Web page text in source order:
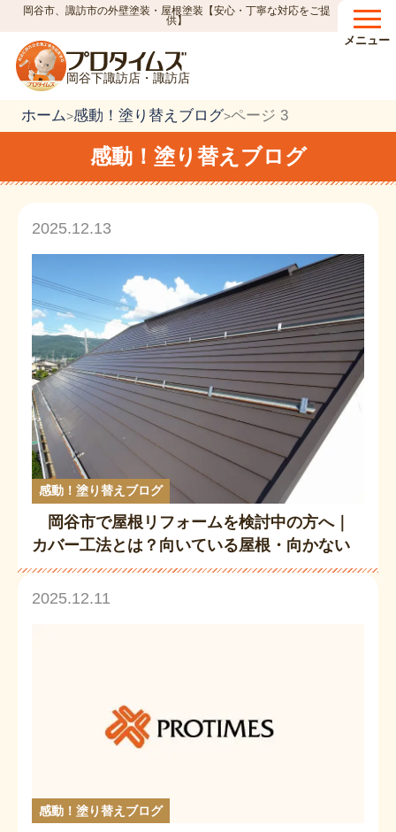
岡谷市、諏訪市の外壁塗装・屋根塗装【安心・丁寧な対応をご提
供】
岡谷下諏訪店・諏訪店
メニュー
ホーム>感動！塗り替えブログ>ページ 3
感動！塗り替えブログ
2025.12.13
感動！塗り替えブログ
岡谷市で屋根リフォームを検討中の方へ｜
カバー工法とは？向いている屋根・向かない
屋根を徹底解説 岡谷市の屋根・外壁塗装専
門店
2025.12.11
感動！塗り替えブログ